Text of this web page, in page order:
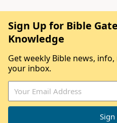
Sign Up for Bible
Knowledge
Get weekly Bible news,
your inbox.